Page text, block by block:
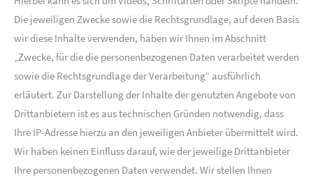
Die jeweiligen Zwecke sowie die Rechtsgrundlage, auf deren Basis
wir diese Inhalte verwenden, haben wir Ihnen im Abschnitt
„Zwecke, für die die personenbezogenen Daten verarbeitet werden
sowie die Rechtsgrundlage der Verarbeitung“ ausführlich
erläutert. Zur Darstellung der Inhalte der genutzten Angebote von
Drittanbietern ist es aus technischen Gründen notwendig, dass
Ihre IP-Adresse hierzu an den jeweiligen Anbieter übermittelt wird.
Wir haben keinen Einfluss darauf, wie der jeweilige Drittanbieter
Ihre personenbezogenen Daten verwendet. Wir stellen Ihnen